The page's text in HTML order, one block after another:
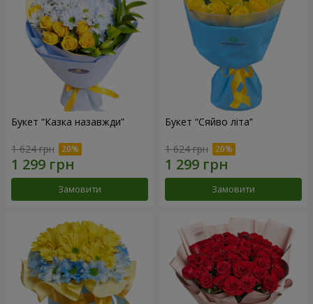
Букет “Казка назавжди”
1 624 грн
Замовити
Букет “Сяйво літа”
1 624 грн
Замовити